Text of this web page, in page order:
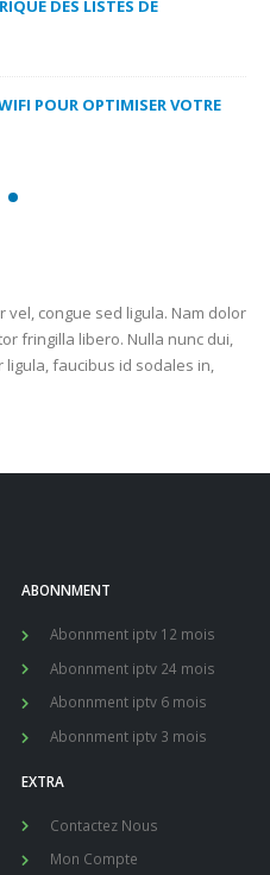
DES LISTES DE
POUR OPTIMISER VOTRE
congue sed ligula. Nam dolor
fringilla libero. Nulla nunc dui,
faucibus id sodales in,
ABONNMENT
Abonnment iptv 12 mois
Abonnment iptv 24 mois
Abonnment iptv 6 mois
Abonnment iptv 3 mois
EXTRA
Contactez Nous
Mon Compte